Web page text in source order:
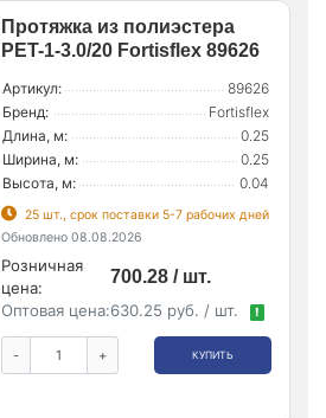
Протяжка из полиэстера
PET-1-3.0/20 Fortisflex 89626
Артикул:
89626
Бренд:
Fortisflex
Длина, м:
0.25
Ширина, м:
0.25
Высота, м:
0.04
25 шт., срок поставки 5-7 рабочих дней
Обновлено 08.08.2026
Розничная
цена:
700.28 / шт.
Оптовая цена:630.25 руб. / шт. !
- + КУПИТЬ